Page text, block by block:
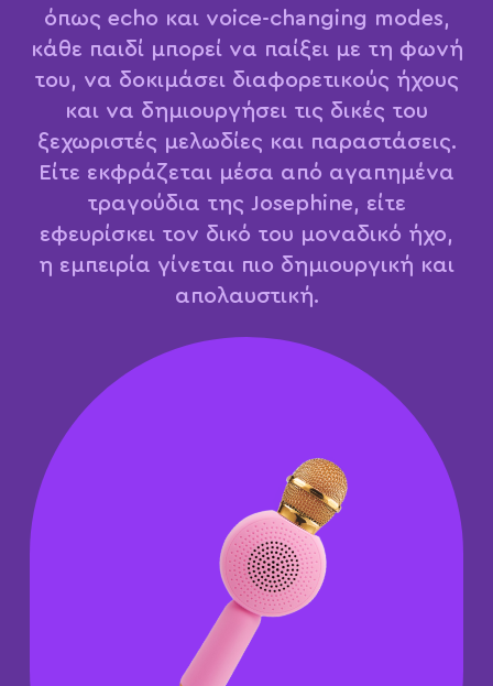
όπως echo και voice-changing modes,
κάθε παιδί μπορεί να παίξει με τη φωνή
του, να δοκιμάσει διαφορετικούς ήχους
και να δημιουργήσει τις δικές του
ξεχωριστές μελωδίες και παραστάσεις.
Είτε εκφράζεται μέσα από αγαπημένα
τραγούδια της Josephine, είτε
εφευρίσκει τον δικό του μοναδικό ήχο,
η εμπειρία γίνεται πιο δημιουργική και
απολαυστική.